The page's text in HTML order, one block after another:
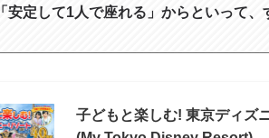
「安定して1人で座れる」からといって
子どもと楽しむ! 東京ディズ